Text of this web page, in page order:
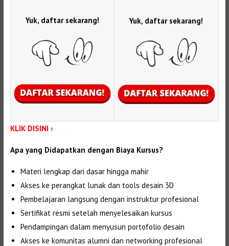
Yuk, daftar sekarang! Yuk, daftar sekarang!
KLIK DISINI ›
Apa yang Didapatkan dengan Biaya Kursus?
Materi lengkap dari dasar hingga mahir
Akses ke perangkat lunak dan tools desain 3D
Pembelajaran langsung dengan instruktur profesional
Sertifikat resmi setelah menyelesaikan kursus
Pendampingan dalam menyusun portofolio desain
Akses ke komunitas alumni dan networking profesional